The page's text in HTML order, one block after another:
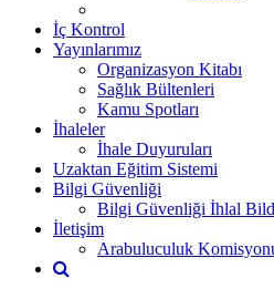
İç Kontrol
Yayınlarımız
Organizasyon Kitabı
Sağlık Bültenleri
Kamu Spotları
İhaleler
İhale Duyuruları
Uzaktan Eğitim Sistemi
Bilgi Güvenliği
Bilgi Güvenliği İhlal
İletişim
Arabuluculuk